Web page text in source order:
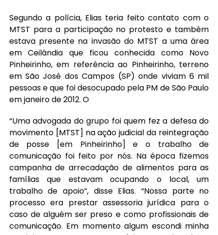
Segundo a polícia, Elias teria feito contato com o
MTST para a participação no protesto e também
estava presente na invasão do MTST a uma área
em Ceilândia que ficou conhecida como Novo
Pinheirinho, em referência ao Pinheirinho, terreno
em São José dos Campos (SP) onde viviam 6 mil
pessoas e que foi desocupado pela PM de São Paulo
em janeiro de 2012. O
“Uma advogada do grupo foi quem fez a defesa do
movimento [MTST] na ação judicial da reintegração
de posse [em Pinheirinho] e o trabalho de
comunicação foi feito por nós. Na época fizemos
campanha de arrecadação de alimentos para as
famílias que estavam ocupando o local, um
trabalho de apoio”, disse Elias. “Nossa parte no
processo era prestar assessoria jurídica para o
caso de alguém ser preso e como profissionais de
comunicação. Em momento algum escondi minha